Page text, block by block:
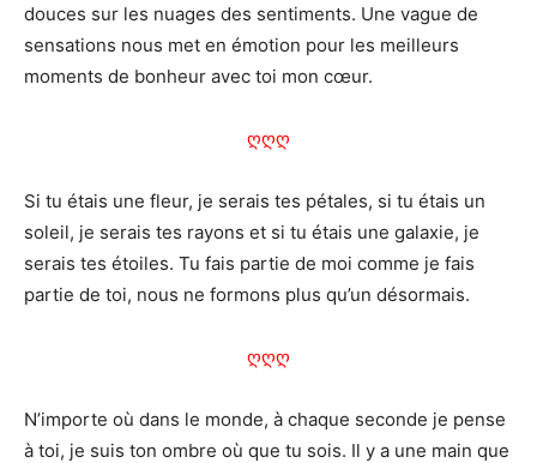
douces sur les nuages des sentiments. Une vague de
sensations nous met en émotion pour les meilleurs
moments de bonheur avec toi mon cœur.
ღღღ
Si tu étais une fleur, je serais tes pétales, si tu étais un
soleil, je serais tes rayons et si tu étais une galaxie, je
serais tes étoiles. Tu fais partie de moi comme je fais
partie de toi, nous ne formons plus qu’un désormais.
ღღღ
N’importe où dans le monde, à chaque seconde je pense
à toi, je suis ton ombre où que tu sois. Il y a une main que